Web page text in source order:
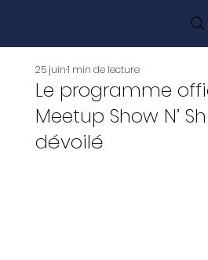
Le programme
Meetup Show N’
dévoilé
25 juin1 min de lecture